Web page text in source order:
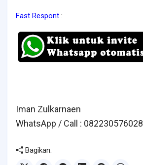
Fast Respont :
Iman Zulkarnaen
WhatsApp / Call : 082230576028
Bagikan: